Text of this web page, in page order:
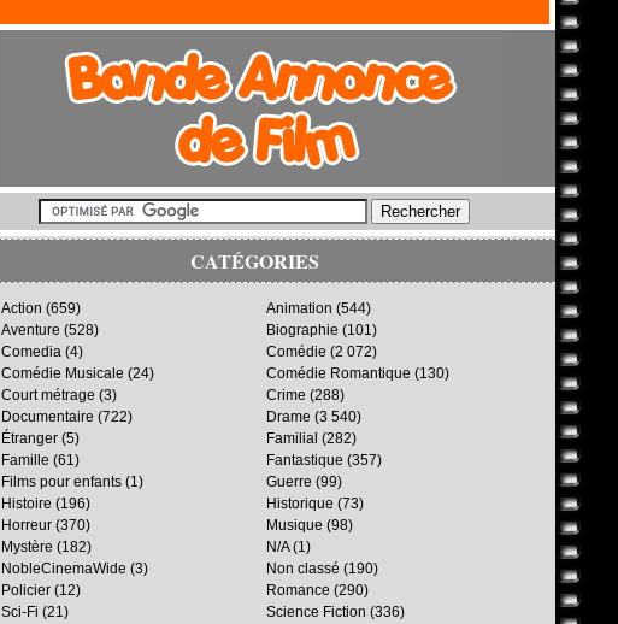
CATÉGORIES
Action (659) Animation (544)
Aventure (528) Biographie (101)
Comedia (4) Comédie (2 072)
Comédie Musicale (24) Comédie Romantique (130)
Court métrage (3) Crime (288)
Documentaire (722) Drame (3 540)
Étranger (5) Familial (282)
Famille (61) Fantastique (357)
Films pour enfants (1) Guerre (99)
Histoire (196) Historique (73)
Horreur (370) Musique (98)
Mystère (182) N/A(1)
NobleCinemaWide (3) Non classé (190)
Policier (12) Romance (290)
Sci-Fi (21) Science Fiction (336)